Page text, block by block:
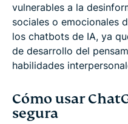
vulnerables a la
sociales o emocionales
los chatbots de IA, ya
de desarrollo del
habilidades
Cómo usar
segura